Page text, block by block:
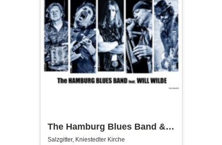
The Hamburg Blues Band &
Friends
Salzgitter, Kniestedter Kirche